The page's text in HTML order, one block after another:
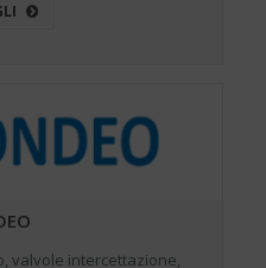
valvole intercettazione,